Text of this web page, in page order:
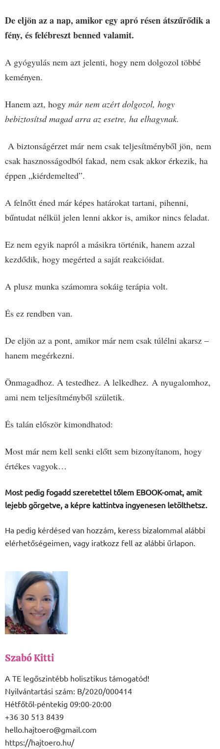
De eljön az a nap, amikor egy apró résen átszűrődik a
fény, és felébreszt benned valamit.
A gyógyulás nem azt jelenti, hogy nem dolgozol többé
keményen.
Hanem azt, hogy már nem azért dolgozol, hogy
bebiztosítsd magad arra az esetre, ha elhagynak.
A biztonságérzet már nem csak teljesítményből jön, nem
csak hasznosságodból fakad, nem csak akkor érkezik, ha
éppen „kiérdemelted”.
A felnőtt éned már képes határokat tartani, pihenni,
bűntudat nélkül jelen lenni akkor is, amikor nincs feladat.
Ez nem egyik napról a másikra történik, hanem azzal
kezdődik, hogy megérted a saját reakcióidat.
A plusz munka számomra sokáig terápia volt.
És ez rendben van.
De eljön az a pont, amikor már nem csak túlélni akarsz –
hanem megérkezni.
Önmagadhoz. A testedhez. A lelkedhez. A nyugalomhoz,
ami nem teljesítményből születik.
És talán először kimondhatod:
Most már nem kell senki előtt sem bizonyítanom, hogy
értékes vagyok…
Most pedig fogadd szeretettel tőlem EBOOK-omat, amit
lejebb görgetve, a képre kattintva ingyenesen letölthetsz.
Ha pedig kérdésed van hozzám, keress bizalommal alábbi
elérhetőségeimen, vagy iratkozz fell az alábbi űrlapon.
Szabó Kitti
A TE legőszintébb holisztikus támogatód!
Nyilvántartási szám: B/2020/000414
Hétfőtől-péntekig 09:00-20:00
+36 30 513 8439
hello.hajtoero@gmail.com
https://hajtoero.hu/